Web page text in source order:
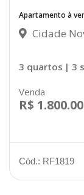
Apartamento à
Cidade
3 quartos | 3
Venda
R$
Cód.: RF1819